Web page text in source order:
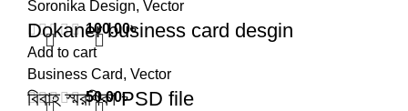
Soronika Design, Vector
100.00৳
Add to cart
Dokaner business card desgin
Business Card, Vector
50.00৳
বিবাহ স্মরণিকা PSD file